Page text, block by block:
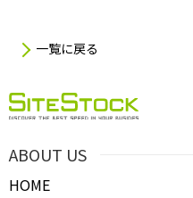
一覧に戻る
ABOUT US
HOME